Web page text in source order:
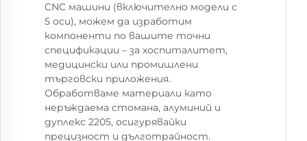
CNC машини (включително модели с
5 оси), можем да изработим
компоненти по вашите точни
спецификации – за хоспиталитет,
медицински или промишлени
търговски приложения.
Обработваме материали като
неръждаема стомана, алуминий и
дуплекс 2205, осигурявайки
прецизност и дълготрайност.